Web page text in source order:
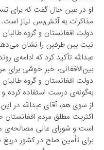
او در عین حال گفت که برای
مذاکرات به آتش‌بس نیاز است.
دولت افغانستان و گروه
نیت بین طرفین را نشان
عبدالله تأکید کرد که ادامه‌ی
بین‌الافغانی، خبر خوشی برای
دولت افغانستان و گروه
به‌گونه‌ی درست استفاده کرده و
از سوی هم، آقای عبدالله
اکثریت مطلق مردم افغانستان
است و شورای عالی مصالحه‌ی
برای تأمین صلح در کشور دریغ